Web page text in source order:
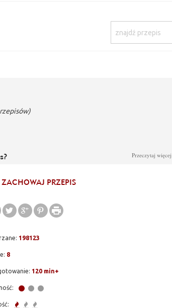
miarę często przygotowywana. Imprezy rodzinne,
jak już, to podchodzę do jej przygotowania z wielką
najlepiej na całą noc. Nie dolewamy więcej wody.
cebulę wrzucamy na patelnię i na delikatnym ogniu
pokrojoną w księżyce i przyrumieniamy ok 5 - 7
jeszcze trochę dolać. Do fasolki z wodą dodajemy
boczek i kiełbasę oraz sól i pieprz do smaku.
gotujemy do czasu kiedy fasola będzie
Przeczytaj więcej
ZACHOWAJ PRZEPIS
198123
8
120 min+